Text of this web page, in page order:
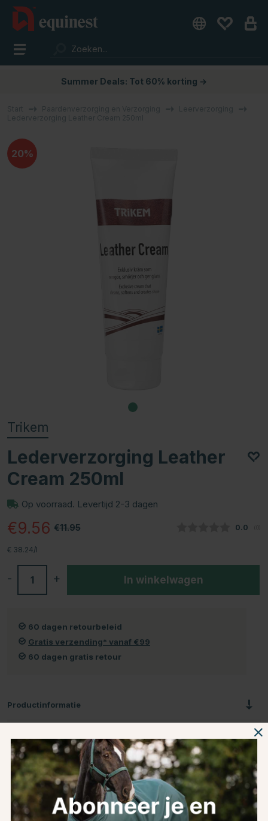
Summer Deals: Tot 60% korting →
20
Trikem
Lederverzorging Leather
Cream 250ml
Op voorraad. Levertijd 2-3 dagen
€11.95
€9.56 0.0
€ 38.24/l
+
- In winkelwagen
60 dagen retourbeleid
Gratis verzending* vanaf €99
60 dagen gratis retour
Productinformatie
Productbeoordelingen